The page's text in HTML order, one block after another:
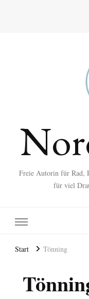
Freie Autorin für Rad,
für viel
Start Tönning